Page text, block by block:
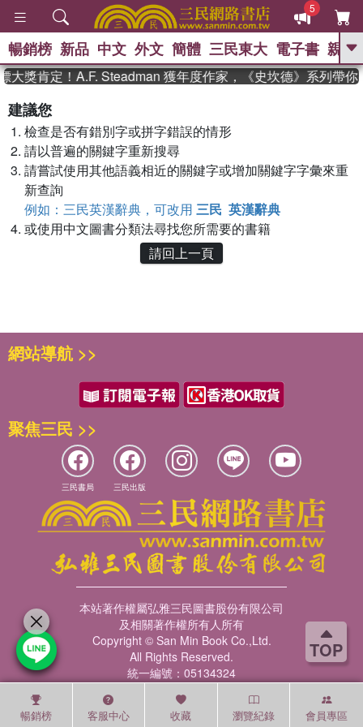
TOP
5
GO
推薦 、 國際布克獎 臺灣漫遊錄
念華
孩：黎曼猜想 、 偉大的迷走神經
暢銷榜 新品 中文 外文 簡體 三民東大 電子書 親子
大獎肯定！A.F. Steadman 獲年度作家，《史坎德》系列帶你
建議您
檢查是否有錯別字或拼字錯誤的情形
請以普遍的關鍵字重新搜尋
請嘗試使用其他語義相近的關鍵字或增加關鍵字字彙來重
新查詢
例如：三民英漢辭典，可改用 三民 英漢辭典
或使用中文圖書分類法尋找您所需要的書籍
請回上一頁
暢銷榜 客服中心 收藏 瀏覽紀錄 會員專區
網站導航 >>
聚焦三民 >>
三民書局 三民出版
本站著作權屬弘雅三民圖書股份有限公司
及相關著作權所有人所有
Copyright © San Min Book Co.,Ltd.
All Rights Reserved.
統一編號：05134324